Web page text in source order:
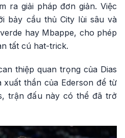
ra giải pháp đơn giản. Việc
bảy cầu thủ City lùi sâu và
hay Mbappe, cho phép
tất cú hat-trick.
thiệp quan trọng của Dias
thần của Ederson để từ
trận đấu này có thể đã trở